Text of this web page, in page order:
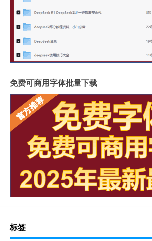
免费可商用字体批量下载
标签